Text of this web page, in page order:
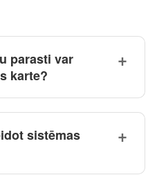
parasti var
karte?
sistēmas